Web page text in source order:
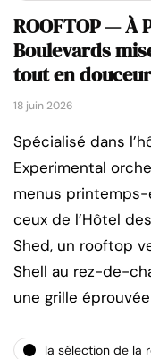
ROOFTOP — À
Boulevards
tout en
18 juin 2026
Spécialisé dans
Experimental
menus printemps-
ceux de l’Hôtel
Shed, un rooftop
Shell au rez-de-
une grille
la sélection de la